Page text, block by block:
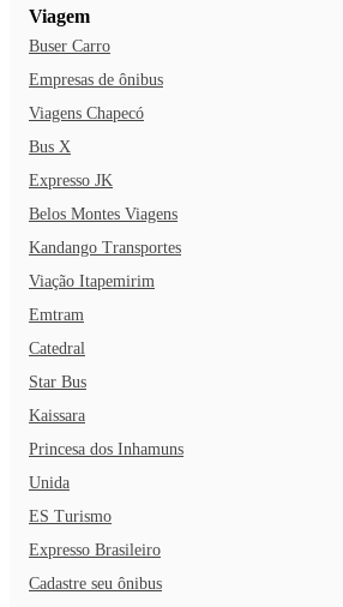
Viagem
Buser Carro
Empresas de ônibus
Viagens Chapecó
Bus X
Expresso JK
Belos Montes Viagens
Kandango Transportes
Viação Itapemirim
Emtram
Catedral
Star Bus
Kaissara
Princesa dos Inhamuns
Unida
ES Turismo
Expresso Brasileiro
Cadastre seu ônibus